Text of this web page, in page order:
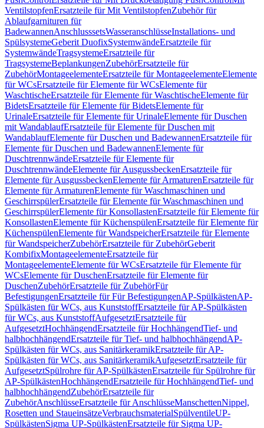
VentilstopfenErsatzteile für Mit VentilstopfenZubehör für
Ablaufgarnituren für
BadewannenAnschlusssetsWasseranschlüsseInstallations- und
SpülsystemeGeberit DuofixSystemwändeErsatzteile für
SystemwändeTragsystemeErsatzteile für
TragsystemeBeplankungenZubehörErsatzteile für
ZubehörMontageelementeErsatzteile für MontageelementeElemente
für WCsErsatzteile für Elemente für WCsElemente für
WaschtischeErsatzteile für Elemente für WaschtischeElemente für
BidetsErsatzteile für Elemente für BidetsElemente für
UrinaleErsatzteile für Elemente für UrinaleElemente für Duschen
mit WandablaufErsatzteile für Elemente für Duschen mit
WandablaufElemente für Duschen und BadewannenErsatzteile für
Elemente für Duschen und BadewannenElemente für
DuschtrennwändeErsatzteile für Elemente für
DuschtrennwändeElemente für AusgussbeckenErsatzteile für
Elemente für AusgussbeckenElemente für ArmaturenErsatzteile für
Elemente für ArmaturenElemente für Waschmaschinen und
GeschirrspülerErsatzteile für Elemente für Waschmaschinen und
GeschirrspülerElemente für KonsollastenErsatzteile für Elemente für
KonsollastenElemente für KüchenspülenErsatzteile für Elemente für
KüchenspülenElemente für WandspeicherErsatzteile für Elemente
für WandspeicherZubehörErsatzteile für ZubehörGeberit
KombifixMontageelementeErsatzteile für
MontageelementeElemente für WCsErsatzteile für Elemente für
WCsElemente für DuschenErsatzteile für Elemente für
DuschenZubehörErsatzteile für ZubehörFür
BefestigungenErsatzteile für Für BefestigungenAP-SpülkästenAP-
Spülkästen für WCs, aus KunststoffErsatzteile für AP-Spülkästen
für WCs, aus KunststoffAufgesetztErsatzteile für
AufgesetztHochhängendErsatzteile für HochhängendTief- und
halbhochhängendErsatzteile für Tief- und halbhochhängendAP-
Spülkästen für WCs, aus SanitärkeramikErsatzteile für AP-
Spülkästen für WCs, aus SanitärkeramikAufgesetztErsatzteile für
AufgesetztSpülrohre für AP-SpülkästenErsatzteile für Spülrohre für
AP-SpülkästenHochhängendErsatzteile für HochhängendTief- und
halbhochhängendZubehörErsatzteile für
ZubehörAnschlüsseErsatzteile für AnschlüsseManschettenNippel,
Rosetten und StaueinsätzeVerbrauchsmaterialSpülventileUP-
SpülkästenSigma UP-SpülkästenErsatzteile für Sigma UP-